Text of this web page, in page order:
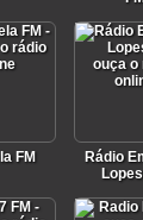
FM
Rádio